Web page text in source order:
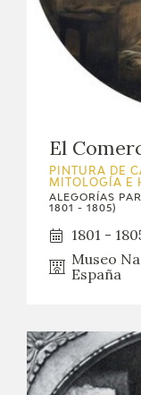
El
PINTURA DE
MITOLOGÍA E
ALEGORÍAS
1801 - 1805)
1801 -
Museo
España